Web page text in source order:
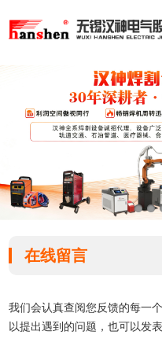
在线留言
我们会认真查阅您反馈的每一
以提出遇到的问题，也可以发